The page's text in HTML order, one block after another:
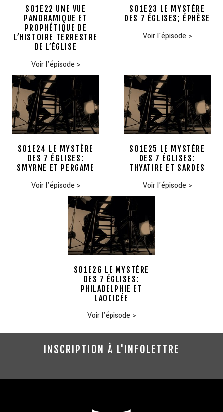
S01E22 UNE VUE
PANORAMIQUE ET
PROPHÉTIQUE DE
L’HISTOIRE TERRESTRE
DE L’ÉGLISE
Voir l'épisode >
S01E23 LE MYSTÈRE
DES 7 ÉGLISES; ÉPHÈSE
Voir l'épisode >
S01E24 LE MYSTÈRE
DES 7 ÉGLISES:
SMYRNE ET PERGAME
Voir l'épisode >
S01E25 LE MYSTÈRE
DES 7 ÉGLISES:
THYATIRE ET SARDES
Voir l'épisode >
S01E26 LE MYSTÈRE
DES 7 ÉGLISES:
PHILADELPHIE ET
LAODICÉE
Voir l'épisode >
INSCRIPTION À L'INFOLETTRE